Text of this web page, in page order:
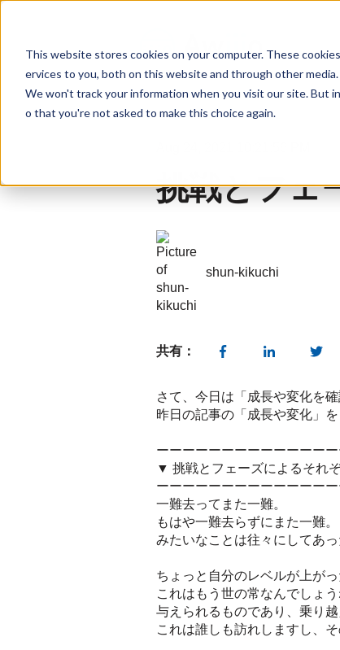
This website stores cookies on your computer. These
ervices to you, both on this website and through other
We won't track your information when you visit our site. But
o that you're not asked to make this choice again.
挑戦とフェ
shun-kikuchi
共有：
さて、今日は「成長や変化を
昨日の記事の「成長や変化」
ーーーーーーーーーーーーー
▼ 挑戦とフェーズによるそれ
ーーーーーーーーーーーーー
一難去ってまた一難。
もはや一難去らずにまた一難。
みたいなことは往々にしてあっ
ちょっと自分のレベルが上が
これはもう世の常なんでしょう
与えられるものであり、乗り
これは誰しも訪れしますし、